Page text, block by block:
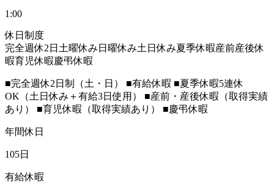
1:00
休日制度
完全週休2日 土曜休み 日曜休み土日休み夏季休暇産前産後休
暇育児休暇慶弔休暇
■完全週休2日制（土・日） ■有給休暇 ■夏季休暇5連休
OK（土日休み＋有給3日使用） ■産前・産後休暇（取得実績
あり） ■育児休暇（取得実績あり） ■慶弔休暇
年間休日
105日
有給休暇